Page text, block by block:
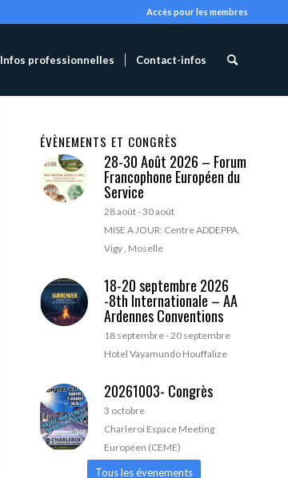
Accès pour les membres
Infos professionnelles Contact-infos
ÉVÈNEMENTS ET CONGRÈS
28-30 Août 2026 – Forum
Francophone Européen du
Service
28 août-30 août
MISE A JOUR: Centre ADDEPPA,
Vigy , Moselle
18-20 septembre 2026
-8th Internationale – AA
Ardennes Conventions
18 septembre-20 septembre
Hotel Vayamundo Houffalize
20261003- Congrès
3 octobre
Charleroi Espace Meeting
Européen (CEME)
Tous les évenements